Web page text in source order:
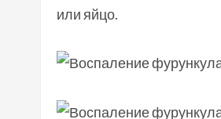
или яйцо.